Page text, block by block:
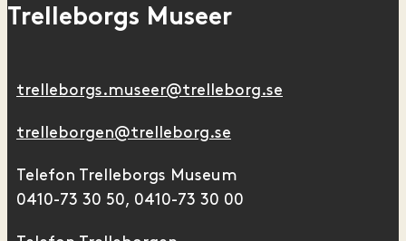
Trelleborgs Museer
trelleborgs.museer@trelleborg.se
trelleborgen@trelleborg.se
Telefon Trelleborgs Museum
0410-73 30 50, 0410-73 30 00